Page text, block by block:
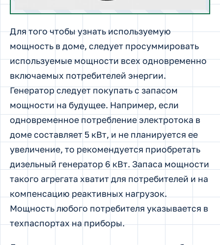
Для того чтобы узнать используемую
мощность в доме, следует просуммировать
используемые мощности всех одновременно
включаемых потребителей энергии.
Генератор следует покупать с запасом
мощности на будущее. Например, если
одновременное потребление электротока в
доме составляет 5 кВт, и не планируется ее
увеличение, то рекомендуется приобретать
дизельный генератор 6 кВт. Запаса мощности
такого агрегата хватит для потребителей и на
компенсацию реактивных нагрузок.
Мощность любого потребителя указывается в
техпаспортах на приборы.